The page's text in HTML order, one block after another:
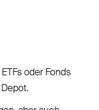
oder Fonds